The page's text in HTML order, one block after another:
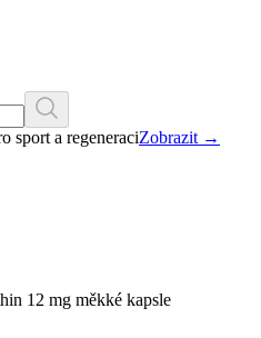
sport a regeneraciZobrazit →
12 mg měkké kapsle